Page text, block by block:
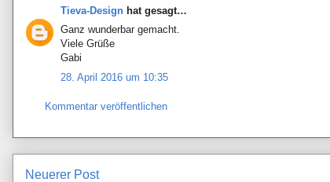
Tieva-Design hat gesagt…
Ganz wunderbar gemacht.
Viele Grüße
Gabi
28. April 2016 um 10:35
Kommentar veröffentlichen
Neuerer Post